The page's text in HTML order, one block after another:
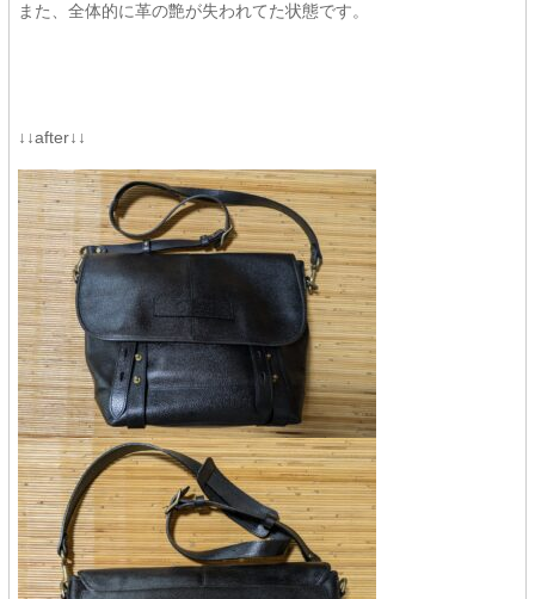
また、全体的に革の艶が失われてた状態です。
↓↓after↓↓